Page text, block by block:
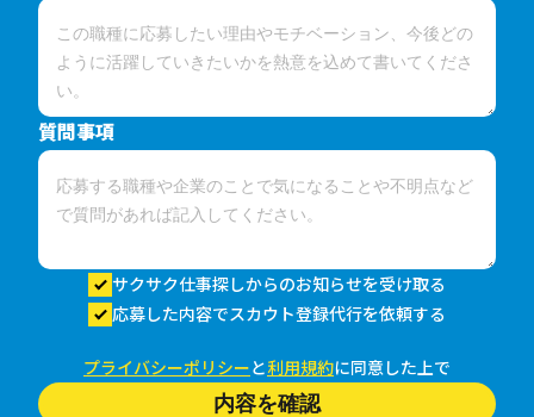
質問事項
サクサク仕事探しからのお知らせを受け取る
応募した内容でスカウト登録代行を依頼する
プライバシーポリシーと利用規約に同意した上で
内容を確認